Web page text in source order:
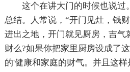
这个在讲大门的时候也说过
总结。人常说，“开门见灶，钱
进出之地，开门就见厨房，吉气
财么?如果你把家里厨房设成了
的'健康和家庭的财气。并且这